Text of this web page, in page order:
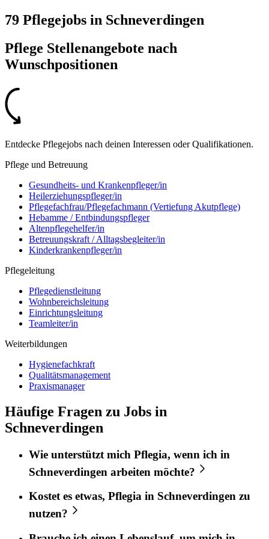
79 Pflegejobs in Schneverdingen
Pflege Stellenangebote nach
Wunschpositionen
Entdecke Pflegejobs nach deinen Interessen oder Qualifikationen.
Pflege und Betreuung
Gesundheits- und Krankenpfleger/in
Heilerziehungspfleger/in
Pflegefachfrau/Pflegefachmann (Vertiefung Akutpflege)
Hebamme / Entbindungspfleger
Altenpflegehelfer/in
Betreuungskraft / Alltagsbegleiter/in
Kinderkrankenpfleger/in
Pflegeleitung
Pflegedienstleitung
Wohnbereichsleitung
Einrichtungsleitung
Teamleiter/in
Weiterbildungen
Hygienefachkraft
Qualitätsmanagement
Praxismanager
Häufige Fragen zu Jobs in
Schneverdingen
Wie unterstützt mich Pflegia, wenn ich in
Schneverdingen arbeiten möchte?
Kostet es etwas, Pflegia in Schneverdingen zu
nutzen?